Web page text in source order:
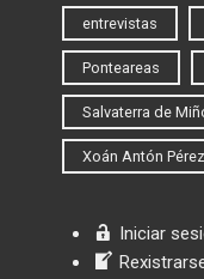
entrevistas
Ponteareas
Salvaterra de
Xoán Antón
Iniciar